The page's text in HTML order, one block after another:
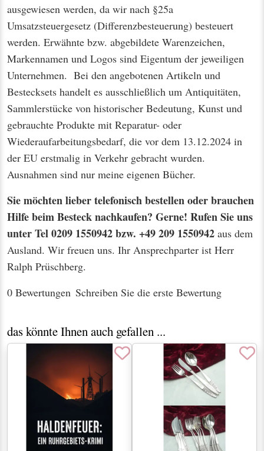
ausgewiesen werden, da wir nach §25a
Umsatzsteuergesetz (Differenzbesteuerung) besteuert
werden. Erwähnte bzw. abgebildete Warenzeichen,
Markennamen und Logos sind Eigentum der jeweiligen
Unternehmen. Bei den angebotenen Artikeln und
Bestecksets handelt es ausschließlich um Antiquitäten,
Sammlerstücke von historischer Bedeutung, Kunst und
gebrauchte Produkte mit Reparatur- oder
Wiederaufarbeitungsbedarf, die vor dem 13.12.2024 in
der EU erstmalig in Verkehr gebracht wurden.
Ausnahmen sind nur meine eigenen Bücher.
Sie möchten lieber telefonisch bestellen oder brauchen
Hilfe beim Besteck nachkaufen? Gerne! Rufen Sie uns
unter Tel 0209 1550942 bzw. +49 209 1550942 aus dem
Ausland. Wir freuen uns. Ihr Ansprechparter ist Herr
Ralph Prüschberg.
0 Bewertungen Schreiben Sie die erste Bewertung
das könnte Ihnen auch gefallen ...